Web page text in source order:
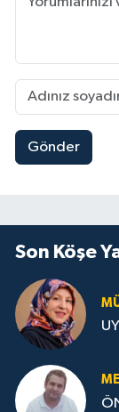
Gönder
Son Köşe